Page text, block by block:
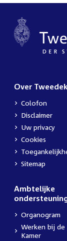
Over
Colofon
Disclaimer
Uw privacy
Cookies
Sitemap
Ambtelijke
Organogram
External
link:
Werken bij de
Kamer